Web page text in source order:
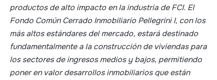
productos de alto impacto en la industria de FCI. El
Fondo Común Cerrado Inmobiliario Pellegrini I, con los
más altos estándares del mercado, estará destinado
fundamentalmente a la construcción de viviendas para
los sectores de ingresos medios y bajos, permitiendo
poner en valor desarrollos inmobiliarios que están